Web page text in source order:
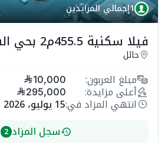
1إجمالي المزايدين
فيلا سكنية 455.5م2 بحي السمراء
حائل
مبلغ العربون: 10,000
أعلى مزايدة: 295,000
انتهي المزاد في:15 يوليو، 2026
سجل المزاد 2